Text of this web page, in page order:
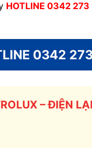
HOTLINE 0342 273
0342
– ĐIỆN